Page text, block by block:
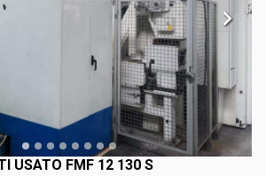
USATO FMF 12 130 S